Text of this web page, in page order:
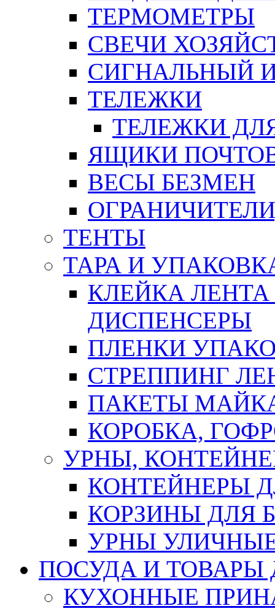
ТЕРМОМЕТРЫ
СВЕЧИ
СИГНАЛЬНЫЙ
ТЕЛЕЖКИ
ТЕЛЕЖКИ
ЯЩИКИ
ВЕСЫ БЕЗМЕН
ТЕНТЫ
ТАРА И
КЛЕЙКА
ДИСПЕНСЕРЫ
ПЛЕНКИ
СТРЕППИНГ
ПАКЕТЫ
КОРОБКА,
УРНЫ,
КОНТЕЙНЕРЫ
КОРЗИНЫ ДЛЯ
УРНЫ
ПОСУДА И ТОВАРЫ
КУХОННЫЕ